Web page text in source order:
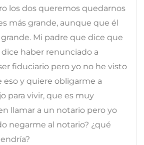
los dos queremos quedarnos
más grande, aunque que él
Mi padre que dice que
haber renunciado a
fiduciario pero yo no he visto
y quiere obligarme a
para vivir, que es muy
llamar a un notario pero yo
negarme al notario? ¿qué